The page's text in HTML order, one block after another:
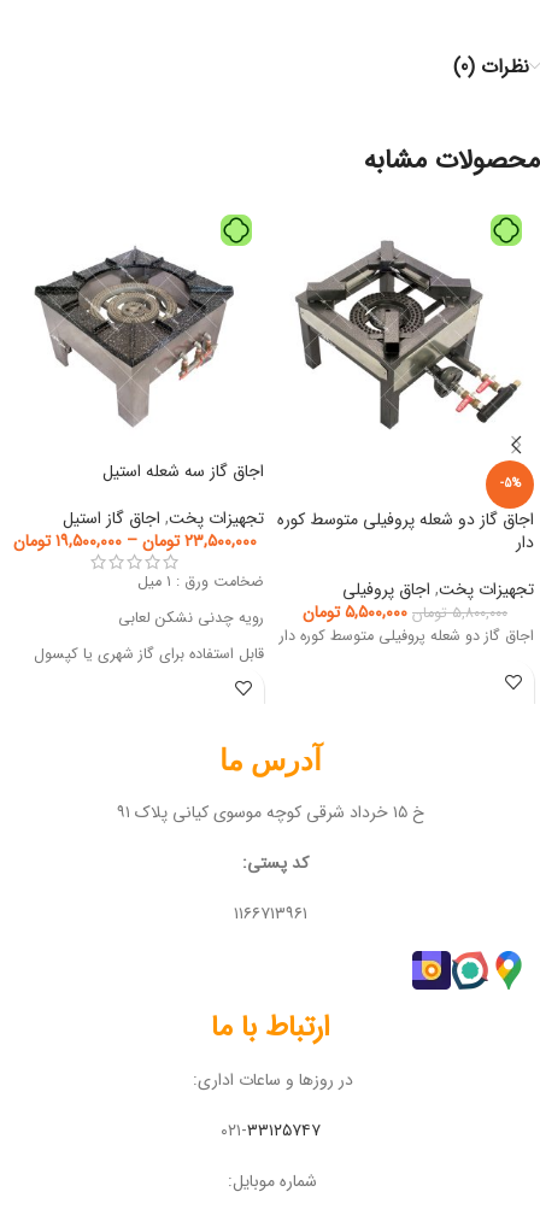
نظرات (0)
محصولات مشابه
-5%
اجاق گاز دو شعله پروفیلی متوسط کوره
دار
تجهیزات پخت, اجاق پروفیلی
۵,۸۰۰,۰۰۰ تومان ۵,۵۰۰,۰۰۰تومان
اجاق گاز دو شعله پروفیلی متوسط کوره دار
اجاق گاز سه شعله استیل
تجهیزات پخت, اجاق گاز استیل
۲۳,۵۰۰,۰۰۰تومان– ۱۹,۵۰۰,۰۰۰تومان
ضخامت ورق : ۱ میل
رویه چدنی نشکن لعابی
قابل استفاده برای گاز شهری یا کپسول
آدرس ما
خ ۱۵ خرداد شرقی کوچه موسوی کیانی پلاک ۹۱
کد پستی:
۱۱۶۶۷۱۳۹۶۱
ارتباط با ما
در روزها و ساعات اداری:
۰۲۱-۳۳۱۲۵۷۴۷
شماره موبایل: